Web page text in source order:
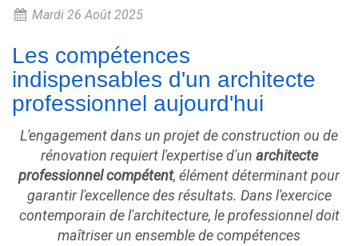
Mardi 26 Août 2025
Les compétences
indispensables d'un architecte
professionnel aujourd'hui
L'engagement dans un projet de construction ou de
rénovation requiert l'expertise d'un architecte
professionnel compétent, élément déterminant pour
garantir l'excellence des résultats. Dans l'exercice
contemporain de l'architecture, le professionnel doit
maîtriser un ensemble de compétences